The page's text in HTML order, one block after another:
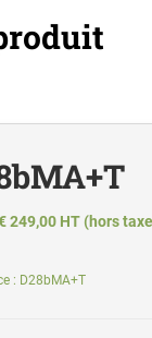
249,00 HT (hors
: D28bMA+T